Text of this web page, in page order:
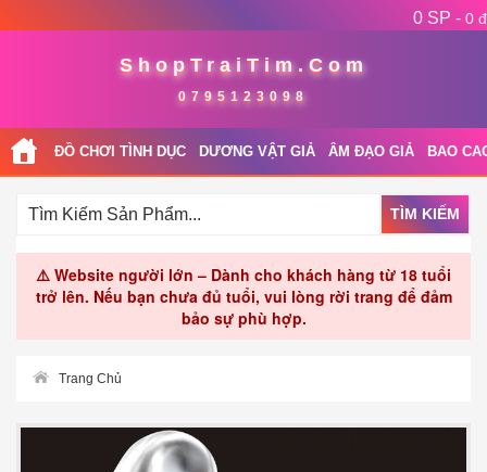
0 SP - 0 đ
ShopTraiTim.Com
0795123098
ĐỒ CHƠI TÌNH DỤC DƯƠNG VẬT GIẢ ÂM ĐẠO GIẢ BAO
TÌM KIẾM
⚠️ Website người lớn – Dành cho khách hàng từ 18 tuổi
trở lên. Nếu bạn chưa đủ tuổi, vui lòng rời trang để đảm
bảo sự phù hợp.
Trang Chủ